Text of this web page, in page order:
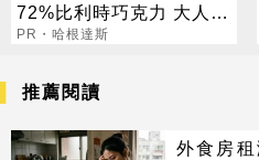
72%比利時巧克力 大人味
爆紅！
PR・哈根達斯
推薦閱讀
外食房